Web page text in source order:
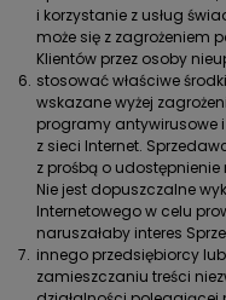
6.
i korzystanie z usług
może się z zagrożeniem
Klientów przez osoby
stosować właściwe
wskazane wyżej
programy antywirusowe
z sieci Internet.
z prośbą o udostępnienie
7.
Nie jest dopuszczalne
Internetowego w celu
naruszałaby interes
innego przedsiębiorcy
zamieszczaniu treści